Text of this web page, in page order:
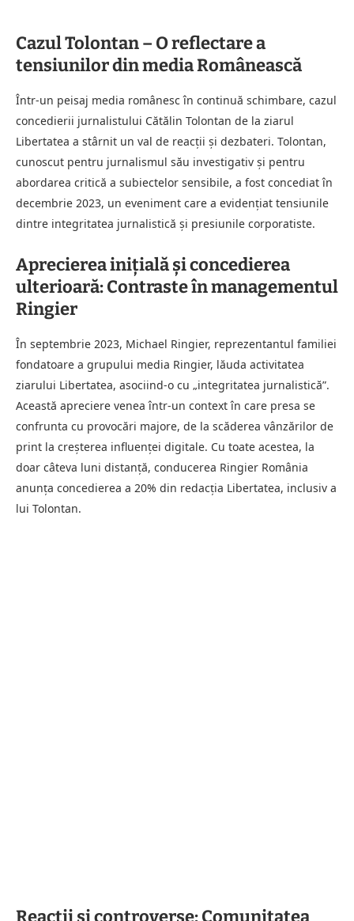
Cazul Tolontan – O reflectare a
tensiunilor din media Românească
Într-un peisaj media românesc în continuă schimbare, cazul
concedierii jurnalistului Cătălin Tolontan de la ziarul
Libertatea a stârnit un val de reacții și dezbateri. Tolontan,
cunoscut pentru jurnalismul său investigativ și pentru
abordarea critică a subiectelor sensibile, a fost concediat în
decembrie 2023, un eveniment care a evidențiat tensiunile
dintre integritatea jurnalistică și presiunile corporatiste.
Aprecierea inițială și concedierea
ulterioară: Contraste în managementul
Ringier
În septembrie 2023, Michael Ringier, reprezentantul familiei
fondatoare a grupului media Ringier, lăuda activitatea
ziarului Libertatea, asociind-o cu „integritatea jurnalistică”.
Această apreciere venea într-un context în care presa se
confrunta cu provocări majore, de la scăderea vânzărilor de
print la creșterea influenței digitale. Cu toate acestea, la
doar câteva luni distanță, conducerea Ringier România
anunța concedierea a 20% din redacția Libertatea, inclusiv a
lui Tolontan.